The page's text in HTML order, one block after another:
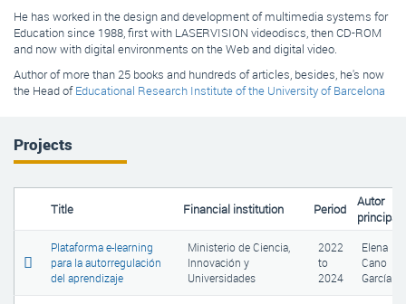
He has worked in the design and development of multimedia systems for
Education since 1988, first with LASERVISION videodiscs, then CD-ROM
and now with digital environments on the Web and digital video.
Author of more than 25 books and hundreds of articles, besides, he's now
the Head ofEducational Research Institute of the University of Barcelona
Projects
Title Financial institution Period
Autor
principal
Plataforma e-learning
para la autorregulación
del aprendizaje
Ministerio de Ciencia,
Innovación y
Universidades
2022
to
2024
Elena
Cano
García